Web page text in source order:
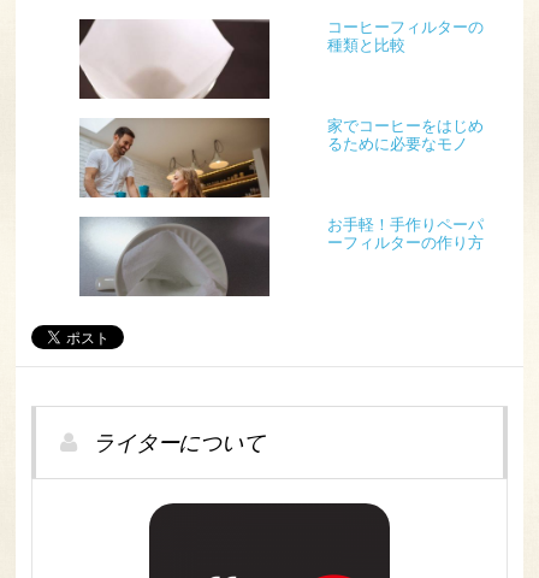
コーヒーフィルターの
種類と比較
家でコーヒーをはじめ
るために必要なモノ
お手軽！手作りペーパ
ーフィルターの作り方
ライターについて